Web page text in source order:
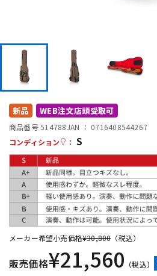
DJ機器
配信/ライブ機器
中古
新品 WEB注文店頭受取可
商品番号 514788JAN ： 0716408544267
コンディション
： S
メーカー希望小売価格¥30,800 （税込）
販売価格¥21,560 （税込）